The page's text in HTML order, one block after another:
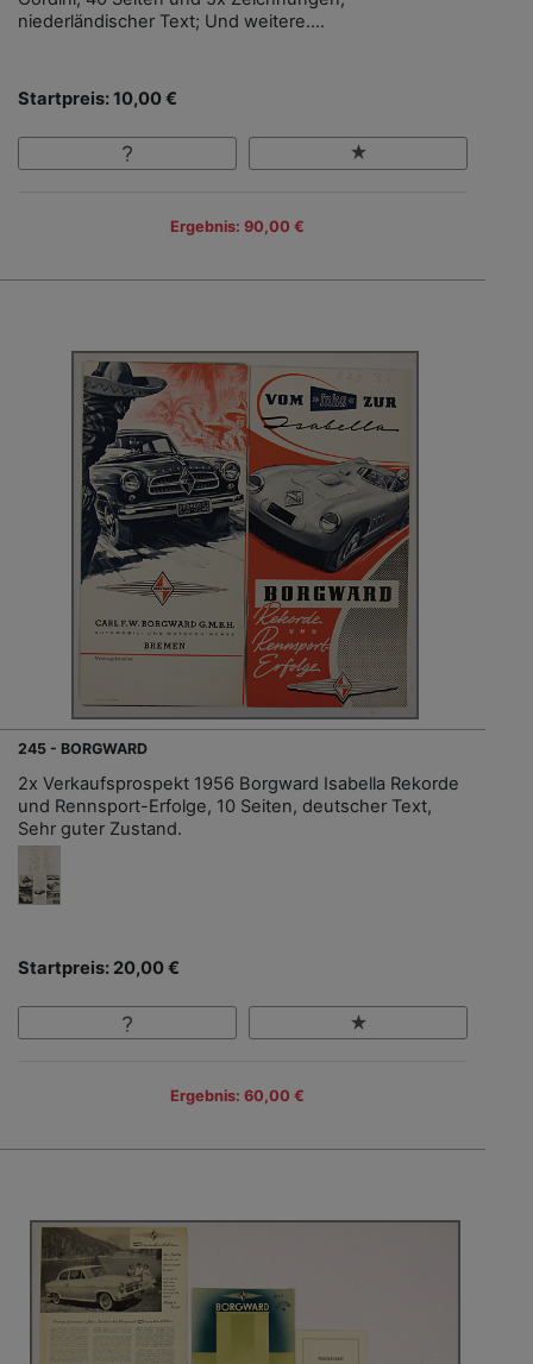
niederländischer Text; Und weitere....
Startpreis: 10,00 €
Ergebnis: 90,00 €
245 - BORGWARD
2x Verkaufsprospekt 1956 Borgward Isabella Rekorde
und Rennsport-Erfolge, 10 Seiten, deutscher Text,
Sehr guter Zustand.
Startpreis: 20,00 €
Ergebnis: 60,00 €